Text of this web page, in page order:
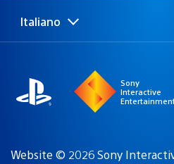
Seleziona
una
Regione
attuale:
Italiano
Sony
Interactive
Website © 2026 Sony